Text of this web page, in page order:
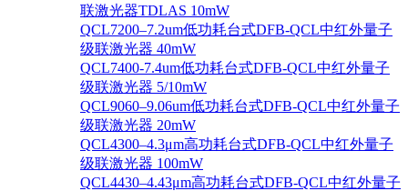
联激光器TDLAS 10mW
QCL7200–7.2um低功耗台式DFB-QCL中红外量子
级联激光器 40mW
QCL7400-7.4um低功耗台式DFB-QCL中红外量子
级联激光器 5/10mW
QCL9060–9.06um低功耗台式DFB-QCL中红外量子
级联激光器 20mW
QCL4300–4.3μm高功耗台式DFB-QCL中红外量子
级联激光器 100mW
QCL4430–4.43μm高功耗台式DFB-QCL中红外量子